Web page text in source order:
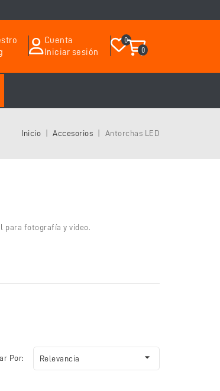
Cuenta
Iniciar sesión
0
0
Inicio Accesorios Antorchas LED
para fotografía y video.
Por: Relevancia 